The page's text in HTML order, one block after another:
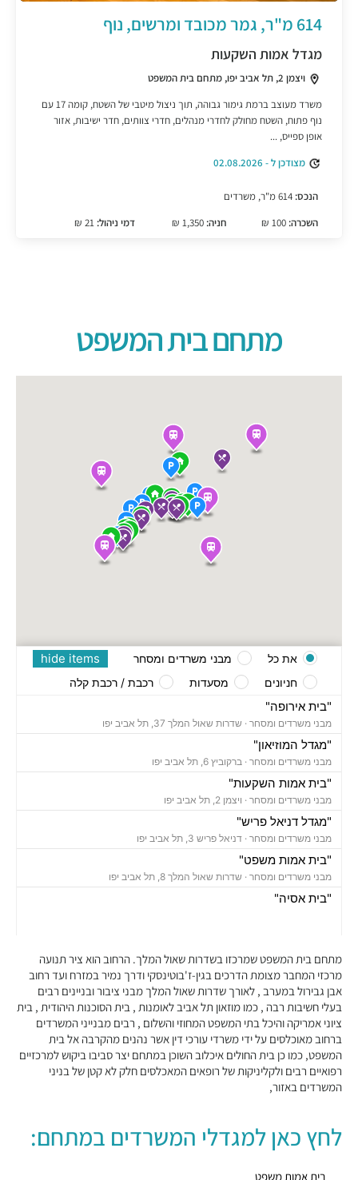
614 מ"ר, גמר מכובד ומרשים, נוף
מגדל אמות השקעות
ויצמן 2, תל אביב יפו, מתחם בית המשפט
משרד מעוצב ברמת גימור גבוהה, תוך ניצול מיטבי של השטח, קומה 17 עם
נוף פתוח, השטח מחולק לחדרי מנהלים, חדרי צוותים, חדר ישיבות, אזור
אופן ספייס, ...
מצודכן ל - 02.08.2026
הנכס:
השכרה:
חניה: 1,350 ₪ דמי ניהול:
מתחם בית המשפט
"בית אירופה"
מבני משרדים ומסחר · שדרות שאול המלך 37, תל אביב יפו
"מגדל המוזיאון"
מבני משרדים ומסחר · ברקוביץ 6, תל אביב יפו
"בית אמות השקעות"
מבני משרדים ומסחר · ויצמן 2, תל אביב יפו
"מגדל דניאל פריש"
מבני משרדים ומסחר · דניאל פריש 3, תל אביב יפו
"בית אמות משפט"
מבני משרדים ומסחר · שדרות שאול המלך 8, תל אביב יפו
"בית אסיה"
מבני משרדים ומסחר ·דה וינצי 20, תל אביב יפו
"מרכז גולדה"
מבני משרדים ומסחר ·שאול המלך 23, תל אביב יפו
"מגדלי מרכז וייצמן"
מבני משרדים ומסחר · וייצמן 14, תל אביב יפו
"בית אמריקה"
מבני משרדים ומסחר ·שדרות שאול המלך 35, תל אביב יפו
"בית דובנוב"
"בית הדר דפנה"
מבני משרדים ומסחר ·שדרות שאול המלך 39, תל אביב יפו
hide items את כל
מבני משרדים ומסחר
חניונים
מסעדות רכבת / רכבת קלה
מתחם בית המשפט שמרכזו בשדרות שאול המלך. הרחוב הוא ציר תנועה
מרכזי המחבר מצומת הדרכים בגין-ז'בוטינסקי ודרך נמיר במזרח ועד רחוב
אבן גבירול במערב , לאורך שדרות שאול המלך מבני ציבור ובניינים רבים
בעלי חשיבות רבה , כמו מוזאון תל אביב לאומנות , בית הסוכנות היהודית , בית
ציוני אמריקה והיכל בתי המשפט המחוזי והשלום , רבים מבנייני המשרדים
ברחוב מאוכלסים על ידי משרדי עורכי דין אשר נהנים מהקרבה אל בית
המשפט, כמו כן בית החולים איכלוב השוכן במתחם יצר סביבו ביקוש למרכזיים
רפואיים רבים ולקליניקות של רופאים המאכלסים חלק לא קטן של בניני
המשרדים באזור,
לחץ כאן למגדלי המשרדים במתחם:
בית אמות משפט